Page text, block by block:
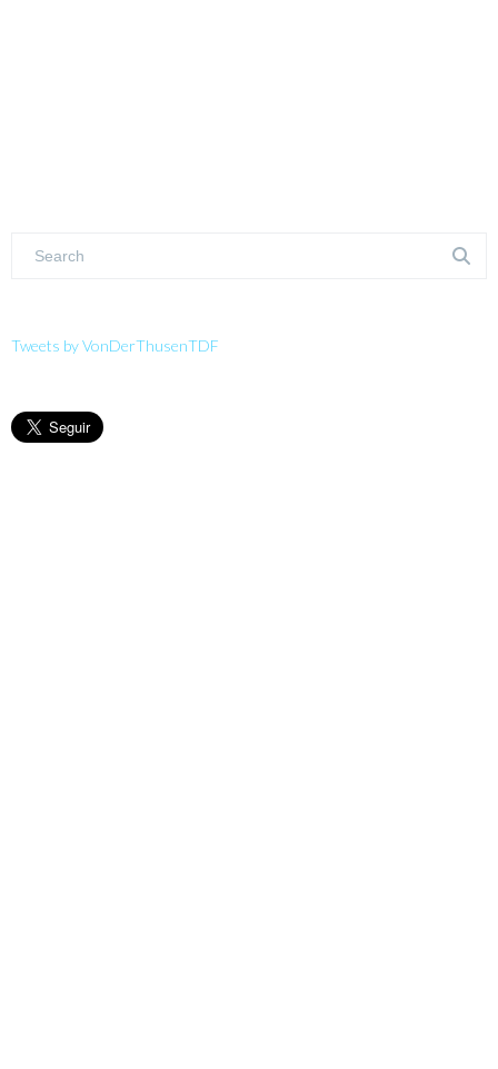
Tweets by VonDerThusenTDF